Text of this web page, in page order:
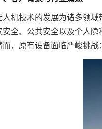
技术的发展为诸多领域
安全、公共安全以及个人
，原有设备面临严峻挑战：